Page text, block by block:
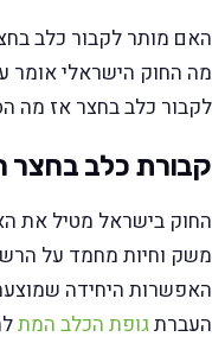
האם מותר לקבור כלב
מה החוק הישראלי אומר
לקבור כלב בחצר אז מה
קבורת כלב בחצר
החוק בישראל מטיל את
משק וחיות מחמד על
האפשרות היחידה
העברתגופת הכלב המת